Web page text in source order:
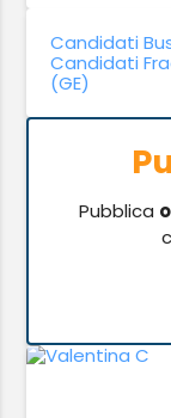
Candidati
Candidati
(GE)
Pubblica